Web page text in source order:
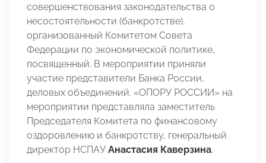
совершенствования законодательства о
несостоятельности (банкротстве),
организованный Комитетом Совета
Федерации по экономической политике,
посвященный. В мероприятии приняли
участие представители Банка России,
деловых объединений. «ОПОРУ РОССИИ» на
мероприятии представляла заместитель
Председателя Комитета по финансовому
оздоровлению и банкротству, генеральный
директор НСПАУ Анастасия Каверзина.